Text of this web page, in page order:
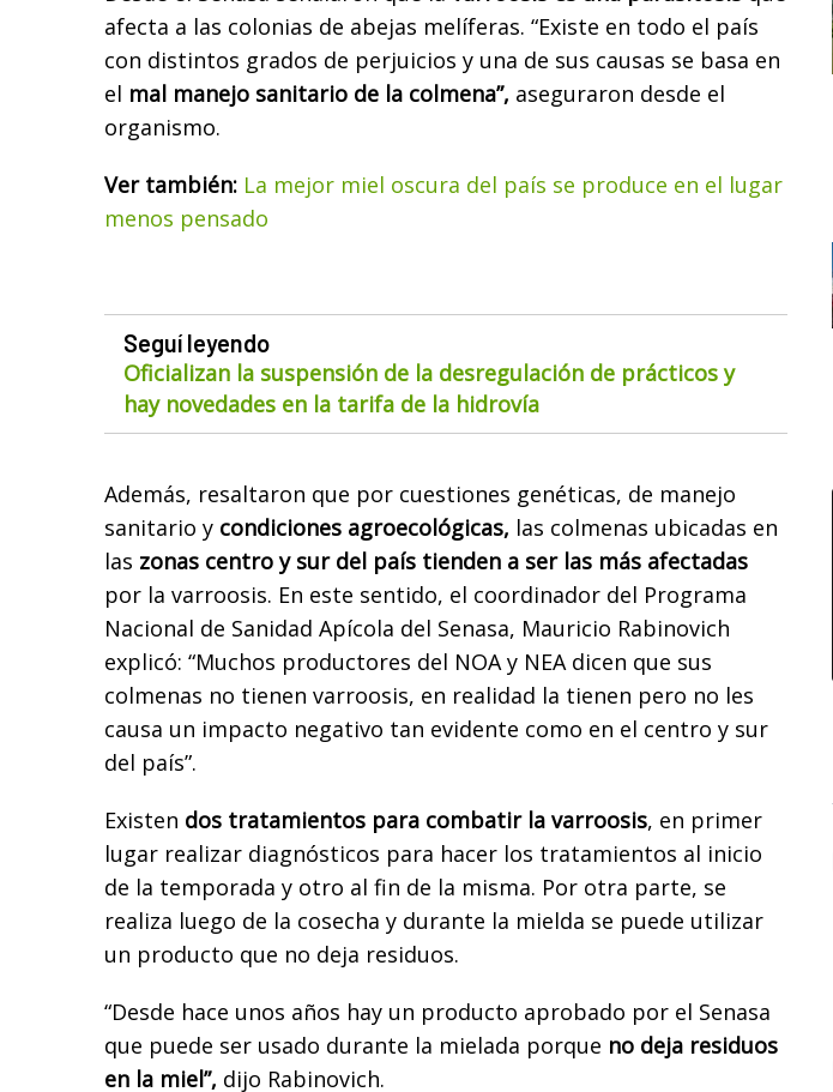
afecta a las colonias de abejas melíferas. “Existe en todo el país
con distintos grados de perjuicios y una de sus causas se basa en
el mal manejo sanitario de la colmena”, aseguraron desde el
organismo.
Ver también: La mejor miel oscura del país se produce en el lugar
menos pensado
Seguí leyendo
Oficializan la suspensión de la desregulación de prácticos y
hay novedades en la tarifa de la hidrovía
Además, resaltaron que por cuestiones genéticas, de manejo
sanitario y condiciones agroecológicas, las colmenas ubicadas en
las zonas centro y sur del país tienden a ser las más afectadas
por la varroosis. En este sentido, el coordinador del Programa
Nacional de Sanidad Apícola del Senasa, Mauricio Rabinovich
explicó: “Muchos productores del NOA y NEA dicen que sus
colmenas no tienen varroosis, en realidad la tienen pero no les
causa un impacto negativo tan evidente como en el centro y sur
del país”.
Existen dos tratamientos para combatir la varroosis, en primer
lugar realizar diagnósticos para hacer los tratamientos al inicio
de la temporada y otro al fin de la misma. Por otra parte, se
realiza luego de la cosecha y durante la mielda se puede utilizar
un producto que no deja residuos.
“Desde hace unos años hay un producto aprobado por el Senasa
que puede ser usado durante la mielada porque no deja residuos
en la miel”, dijo Rabinovich.